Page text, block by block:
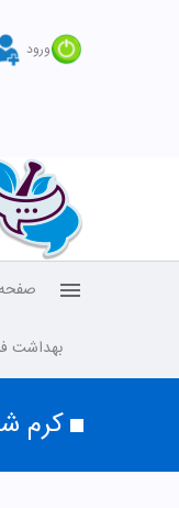
ورود
بهداشت
کرم